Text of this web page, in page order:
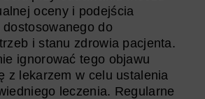
oceny i podejścia
do
i stanu zdrowia pacjenta.
ignorować tego objawu
z lekarzem w celu ustalenia
leczenia. Regularne